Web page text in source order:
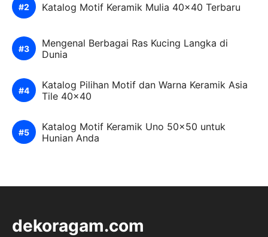
Katalog Motif Keramik Mulia 40×40 Terbaru
Mengenal Berbagai Ras Kucing Langka di
Dunia
Katalog Pilihan Motif dan Warna Keramik Asia
Tile 40×40
Katalog Motif Keramik Uno 50×50 untuk
Hunian Anda
dekoragam.com